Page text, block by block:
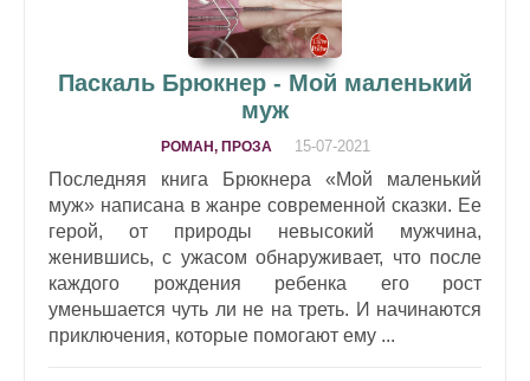
Паскаль Брюкнер - Мой маленький
муж
РОМАН, ПРОЗА 15-07-2021
Последняя книга Брюкнера «Мой маленький
муж» написана в жанре современной сказки. Ее
герой, от природы невысокий мужчина,
женившись, с ужасом обнаруживает, что после
каждого рождения ребенка его рост
уменьшается чуть ли не на треть. И начинаются
приключения, которые помогают ему ...